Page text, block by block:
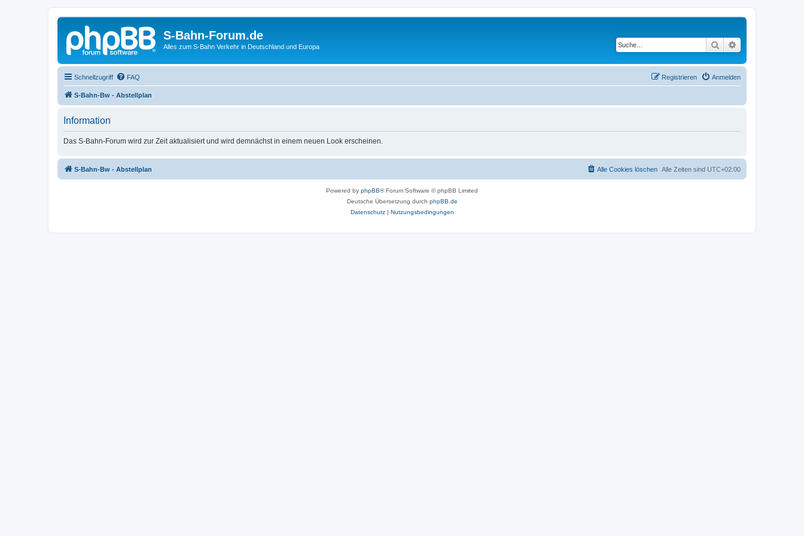
S-Bahn-Forum.de
Alles zum S-Bahn Verkehr in Deutschland und Europa Suche
Schnellzugriff FAQ Anmelden
Registrieren
S-Bahn-Bw - Abstellplan
Information
Das S-Bahn-Forum wird zur Zeit aktualisiert und wird demnächst in einem neuen Look erscheinen.
S-Bahn-Bw - Abstellplan Alle Zeiten sind UTC+02:00
Alle Cookies löschen
Powered by phpBB® Forum Software © phpBB Limited
Deutsche Übersetzung durch phpBB.de
Datenschutz| Nutzungsbedingungen